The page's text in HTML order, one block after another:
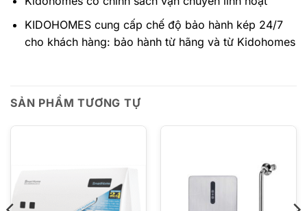
KIDOHOMES cung cấp chế độ bảo hành kép 24/7
cho khách hàng: bảo hành từ hãng và từ Kidohomes
SẢN PHẨM TƯƠNG TỰ